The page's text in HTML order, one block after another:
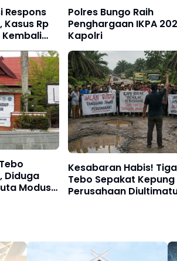
Respons
Rp
Kembali
Polres Bungo Raih
Penghargaan IKPA
Kapolri
Diduga
Modus
Kesabaran Habis!
Tebo Sepakat
Perusahaan